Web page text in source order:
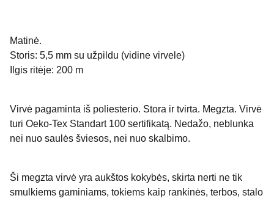
Matinė.
Storis: 5,5 mm su užpildu (vidine virvele)
Ilgis ritėje: 200 m
Virvė pagaminta iš poliesterio. Stora ir tvirta. Megzta. Virvė
turi Oeko-Tex Standart 100 sertifikatą. Nedažo, neblunka
nei nuo saulės šviesos, nei nuo skalbimo.
Ši megzta virvė yra aukštos kokybės, skirta nerti ne tik
smulkiems gaminiams, tokiems kaip rankinės, terbos, stalo